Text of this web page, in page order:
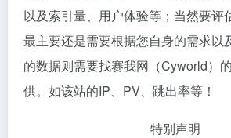
以及索引量、用户体验等；当然要评
最主要还是需要根据您自身的需求以
的数据则需要找赛我网（Cyworld）
供。如该站的IP、PV、跳出率等！
特别声明